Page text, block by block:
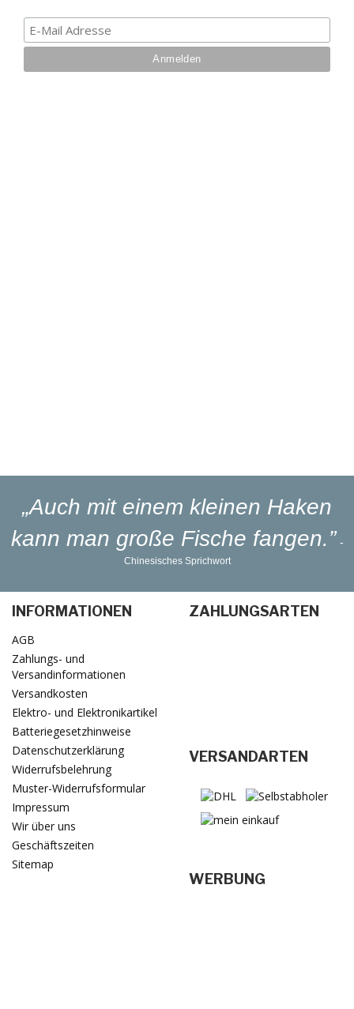
„Auch mit einem kleinen Haken
kann man große Fische fangen.” -
Chinesisches Sprichwort
INFORMATIONEN
AGB
Zahlungs- und
Versandinformationen
Versandkosten
Elektro- und Elektronikartikel
Batteriegesetzhinweise
Datenschutzerklärung
Widerrufsbelehrung
Muster-Widerrufsformular
Impressum
Wir über uns
Geschäftszeiten
Sitemap
ZAHLUNGSARTEN
VERSANDARTEN
WERBUNG